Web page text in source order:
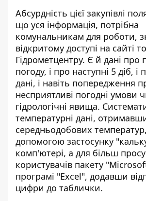
Абсурдність цієї закупівлі
що уся інформація, потрібна
комунальникам для роботи,
відкритому доступі на сайті
Гідрометцентру. Є й дані про
погоду, і про наступні 5 діб, і
дані, і навіть попередження
несприятливі погодні умови
гідрологічні явища.
температурні дані,
середньодобових
допомогою застосунку
комп'ютері, а для більш
користувачів пакету
програмі "Excel", додавши
цифри до таблички.